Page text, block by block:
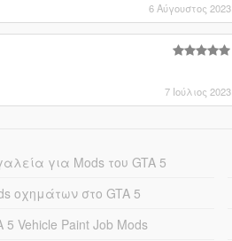
6 Αύγουστος 2023
7 Ιούλιος 2023
για Mods του GTA 5
οχημάτων στο GTA 5
5 Vehicle Paint Job Mods